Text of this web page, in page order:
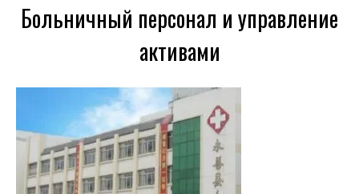
Больничный персонал и управление
активами